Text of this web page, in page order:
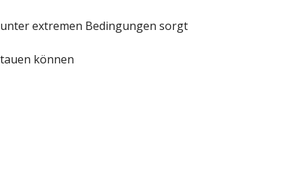
extremen Bedingungen sorgt
können